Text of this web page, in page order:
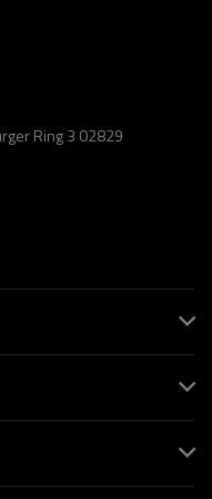
Ring 3 02829